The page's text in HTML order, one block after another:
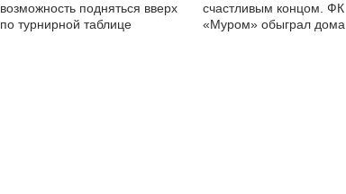
возможность подняться вверх
по турнирной таблице
счастливым концом. ФК
«Муром» обыграл дома